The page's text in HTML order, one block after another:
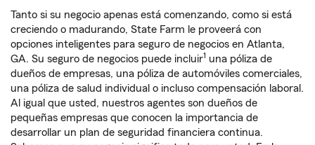
Tanto si su negocio apenas está comenzando, como si está
creciendo o madurando, State Farm le proveerá con
opciones inteligentes para seguro de negocios en Atlanta,
GA. Su seguro de negocios puede incluir1 una póliza de
dueños de empresas, una póliza de automóviles comerciales,
una póliza de salud individual o incluso compensación laboral.
Al igual que usted, nuestros agentes son dueños de
pequeñas empresas que conocen la importancia de
desarrollar un plan de seguridad financiera continua.